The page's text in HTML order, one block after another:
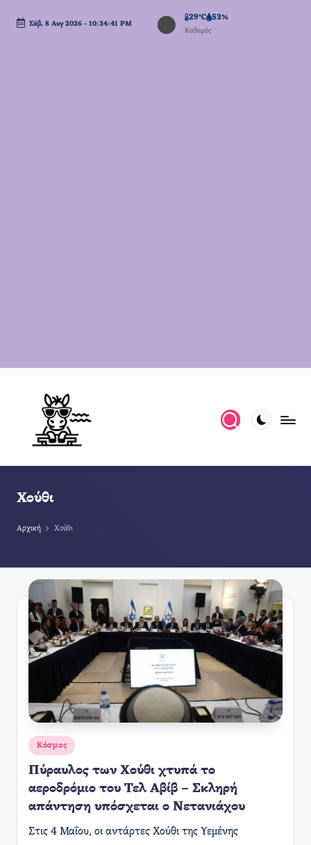
Μετάβαση
Σάβ, 8 Αυγ 2026- 10:34:41 PM
29°C 53%
Καθαρός
Χούθι
Αρχική Χούθι
Αναρτήθηκε
σε
Κόσμος
Πύραυλος των Χούθι χτυπά το
αεροδρόμιο του Τελ Αβίβ – Σκληρή
απάντηση υπόσχεται ο Νετανιάχου
Στις 4 Μαΐου, οι αντάρτες Χούθι της Υεμένης